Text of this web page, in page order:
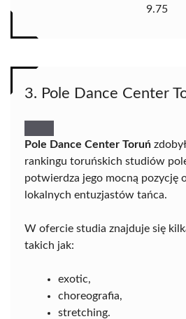
9.75
3. Pole Dance Center
Pole Dance Center Toruń
rankingu toruńskich studiów
potwierdza jego mocną pozycję
lokalnych entuzjastów tańca.
W ofercie studia znajduje się
takich jak:
exotic,
choreografia,
stretching.